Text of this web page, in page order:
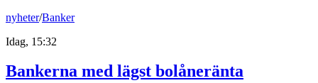
nyheter/Banker
Idag, 15:32
Bankerna med lägst bolåneränta